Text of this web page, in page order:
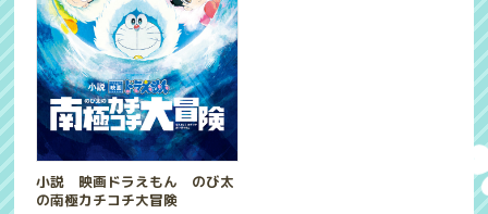
小説 映画ドラえもん のび太
の南極カチコチ大冒険